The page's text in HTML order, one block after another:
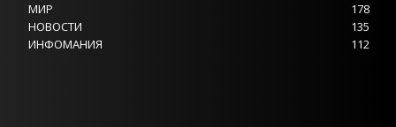
МИР
178
НОВОСТИ
135
ИНФОМАНИЯ
112